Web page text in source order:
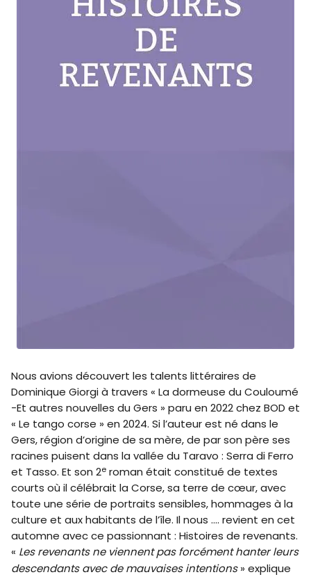
Nous avions découvert les talents littéraires de
Dominique Giorgi à travers « La dormeuse du Couloumé
-Et autres nouvelles du Gers » paru en 2022 chez BOD et
« Le tango corse » en 2024. Si l’auteur est né dans le
Gers, région d’origine de sa mère, de par son père ses
racines puisent dans la vallée du Taravo : Serra di Ferro
et Tasso. Et son 2e roman était constitué de textes
courts où il célébrait la Corse, sa terre de cœur, avec
toute une série de portraits sensibles, hommages à la
culture et aux habitants de l’île. Il nous …. revient en cet
automne avec ce passionnant : Histoires de revenants.
« Les revenants ne viennent pas forcément hanter leurs
descendants avec de mauvaises intentions» explique